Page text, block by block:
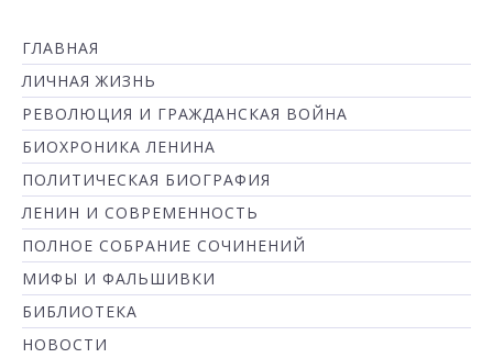
ГЛАВНАЯ
ЛИЧНАЯ ЖИЗНЬ
РЕВОЛЮЦИЯ И ГРАЖДАНСКАЯ ВОЙНА
БИОХРОНИКА ЛЕНИНА
ПОЛИТИЧЕСКАЯ БИОГРАФИЯ
ЛЕНИН И СОВРЕМЕННОСТЬ
ПОЛНОЕ СОБРАНИЕ СОЧИНЕНИЙ
МИФЫ И ФАЛЬШИВКИ
БИБЛИОТЕКА
НОВОСТИ